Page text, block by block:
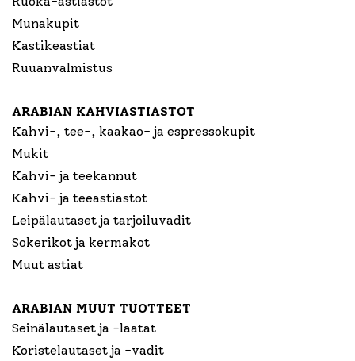
Munakupit
Kastikeastiat
Ruuanvalmistus
ARABIAN KAHVIASTIASTOT
Kahvi-, tee-, kaakao- ja espressokupit
Mukit
Kahvi- ja teekannut
Kahvi- ja teeastiastot
Leipälautaset ja tarjoiluvadit
Sokerikot ja kermakot
Muut astiat
ARABIAN MUUT TUOTTEET
Seinälautaset ja -laatat
Koristelautaset ja -vadit